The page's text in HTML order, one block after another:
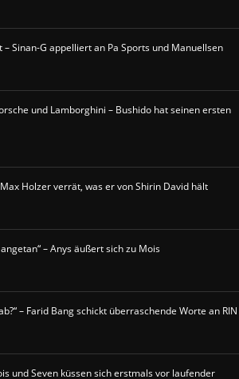
– Sinan-G appelliert an Pa Sports und Manuellsen
und Lamborghini – Bushido hat seinen ersten
Holzer verrät, was er von Shirin David hält
– Anys äußert sich zu Mois
– Farid Bang schickt überraschende Worte an RIN
und Seven küssen sich erstmals vor laufender